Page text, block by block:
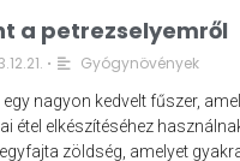
a petrezselyemről
• Gyógynövények
nagyon kedvelt fűszer,
étel elkészítéséhez
zöldség, amelyet